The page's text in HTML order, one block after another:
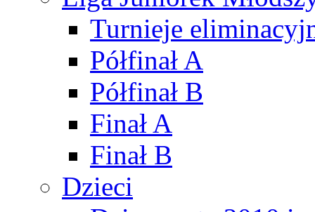
Turnieje
Półfinał A
Półfinał B
Finał A
Finał B
Dzieci